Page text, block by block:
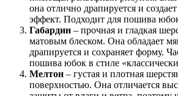
она отлично драпируется и
эффект. Подходит для пошива
Габардин – прочная и гладкая
матовым блеском. Она обладает
драпируется и сохраняет форму.
пошива юбок в стиле
Мелтон – густая и плотная
поверхностью. Она отличается